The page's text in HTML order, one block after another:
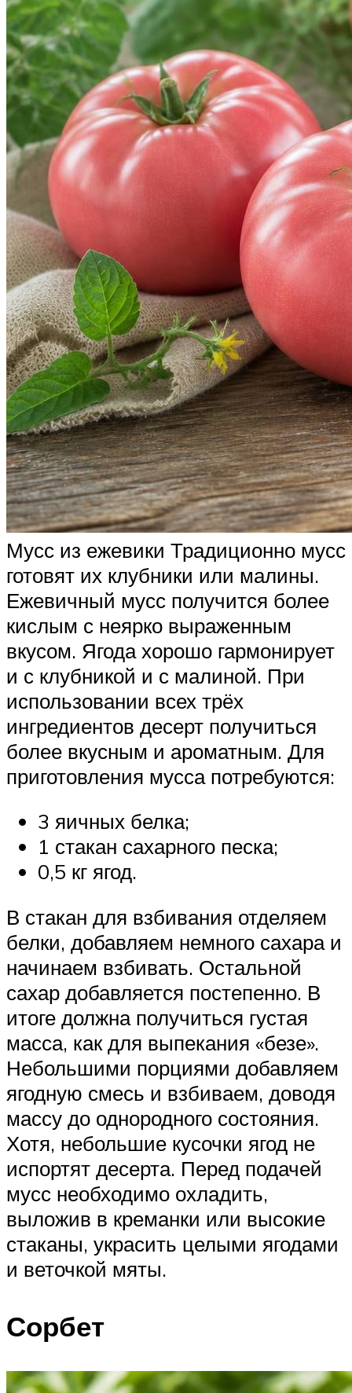
Мусс из ежевики Традиционно мусс
готовят их клубники или малины.
Ежевичный мусс получится более
кислым с неярко выраженным
вкусом. Ягода хорошо гармонирует
и с клубникой и с малиной. При
использовании всех трёх
ингредиентов десерт получиться
более вкусным и ароматным. Для
приготовления мусса потребуются:
3 яичных белка;
1 стакан сахарного песка;
0,5 кг ягод.
В стакан для взбивания отделяем
белки, добавляем немного сахара и
начинаем взбивать. Остальной
сахар добавляется постепенно. В
итоге должна получиться густая
масса, как для выпекания «безе».
Небольшими порциями добавляем
ягодную смесь и взбиваем, доводя
массу до однородного состояния.
Хотя, небольшие кусочки ягод не
испортят десерта. Перед подачей
мусс необходимо охладить,
выложив в креманки или высокие
стаканы, украсить целыми ягодами
и веточкой мяты.
Сорбет